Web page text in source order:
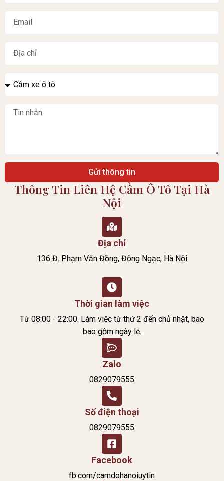
Thông Tin Liên Hệ Cầm Ô Tô Tại Hà
Nội
Địa chỉ
136 Đ. Phạm Văn Đồng, Đông Ngạc, Hà Nội
Thời gian làm việc
Từ 08:00 - 22:00. Làm việc từ thứ 2 đến chủ nhật, bao
bao gồm ngày lễ.
Zalo
0829079555
Số điện thoại
0829079555
Facebook
fb.com/camdohanoiuytin
Gửi thông tin